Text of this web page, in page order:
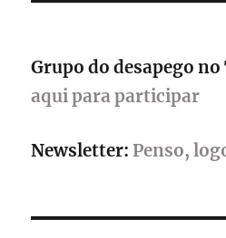
Grupo do desapego
aqui para participar
Newsletter: Penso,